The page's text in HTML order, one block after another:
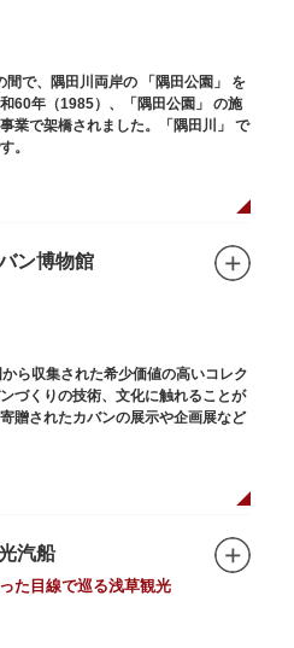
で、隅田川両岸の 「隅田公園」 を
60年（1985）、「隅田公園」 の施
業で架橋されました。「隅田川」 で
。
ン博物館
ら収集された希少価値の高いコレク
づくりの技術、文化に触れることが
贈されたカバンの展示や企画展など
汽船
た目線で巡る浅草観光